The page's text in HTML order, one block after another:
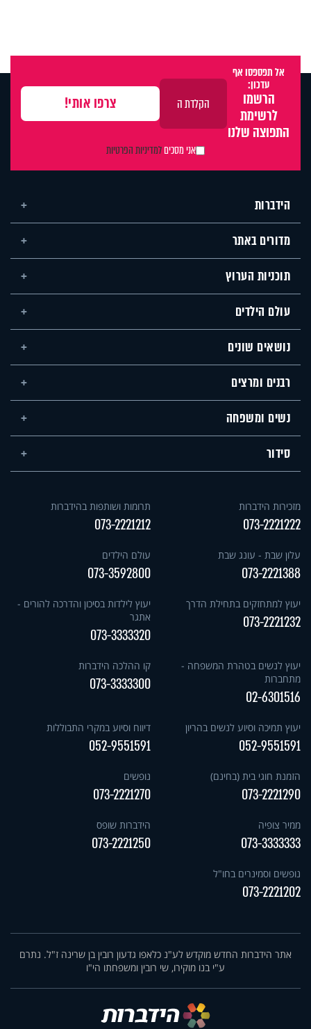
אל תפספסו אף
עדכון:
הרשמו
לרשימת
התפוצה שלנו
אני מסכיםלמדיניות הפרטיות
הידברות
מדורים באתר
תוכניות הערוץ
עולם הילדים
נושאים שונים
רבנים ומרצים
נשים ומשפחה
סידור
מזכירות הידברות
073-2221222
תרומות ושותפות בהידברות
073-2221212
עלון שבת - עונג שבת
073-2221388
עולם הילדים
073-3592800
יעוץ למתחזקים בתחילת הדרך
073-2221232
יעוץ לילדות בסיכון והדרכה להורים -
אתגר
073-3333320
יעוץ לנשים בטהרת המשפחה -
מתחברות
02-6301516
קו ההלכה הידברות
073-3333300
יעוץ תמיכה וסיוע לנשים בהריון
052-9551591
דיווח וסיוע במקרי התבוללות
052-9551591
הזמנת חוגי בית (בחינם)
073-2221290
נופשים
073-2221270
ממיר צופיה
073-3333333
הידברות שופס
073-2221250
נופשים וסמינרים בחו"ל
073-2221202
אתר הידברות החדש מוקדש לע"נ כלאפו גדעון רובין בן שרינה ז"ל. נתרם
ע"י בנו מוקירו, שי רובין ומשפחתו הי"ו